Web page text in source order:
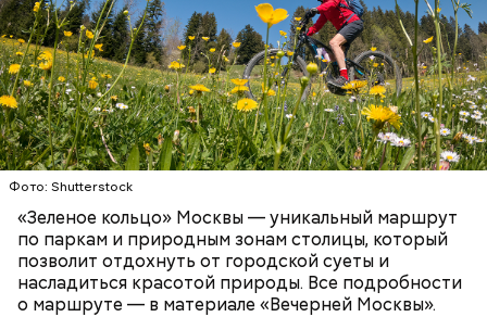
Фото: Shutterstock
«Зеленое кольцо» Москвы — уникальный маршрут
по паркам и природным зонам столицы, который
позволит отдохнуть от городской суеты и
насладиться красотой природы. Все подробности
о маршруте — в материале «Вечерней Москвы».
километров:
СПОРТ ОТДЫХ
ВЕЛОСИПЕДЫ
САМОКАТЫ
МОСКВА